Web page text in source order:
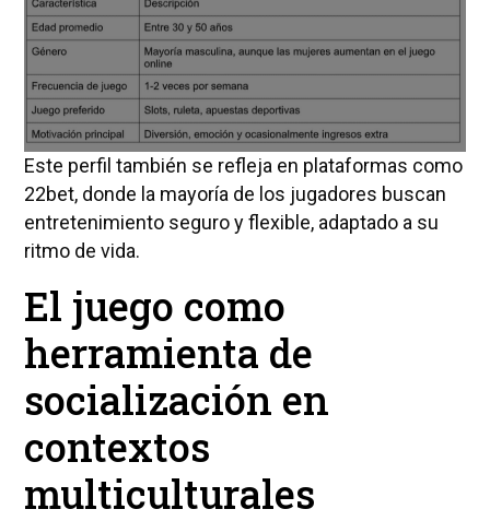
Este perfil también se refleja en plataformas como
22bet, donde la mayoría de los jugadores buscan
entretenimiento seguro y flexible, adaptado a su
ritmo de vida.
El juego como
herramienta de
socialización en
contextos
multiculturales